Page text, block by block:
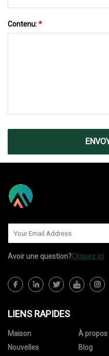
Contenu:*
Avoir une question?Cliquez ici
LIENS RAPIDES
Maison À propos
Nouvelles
Blog